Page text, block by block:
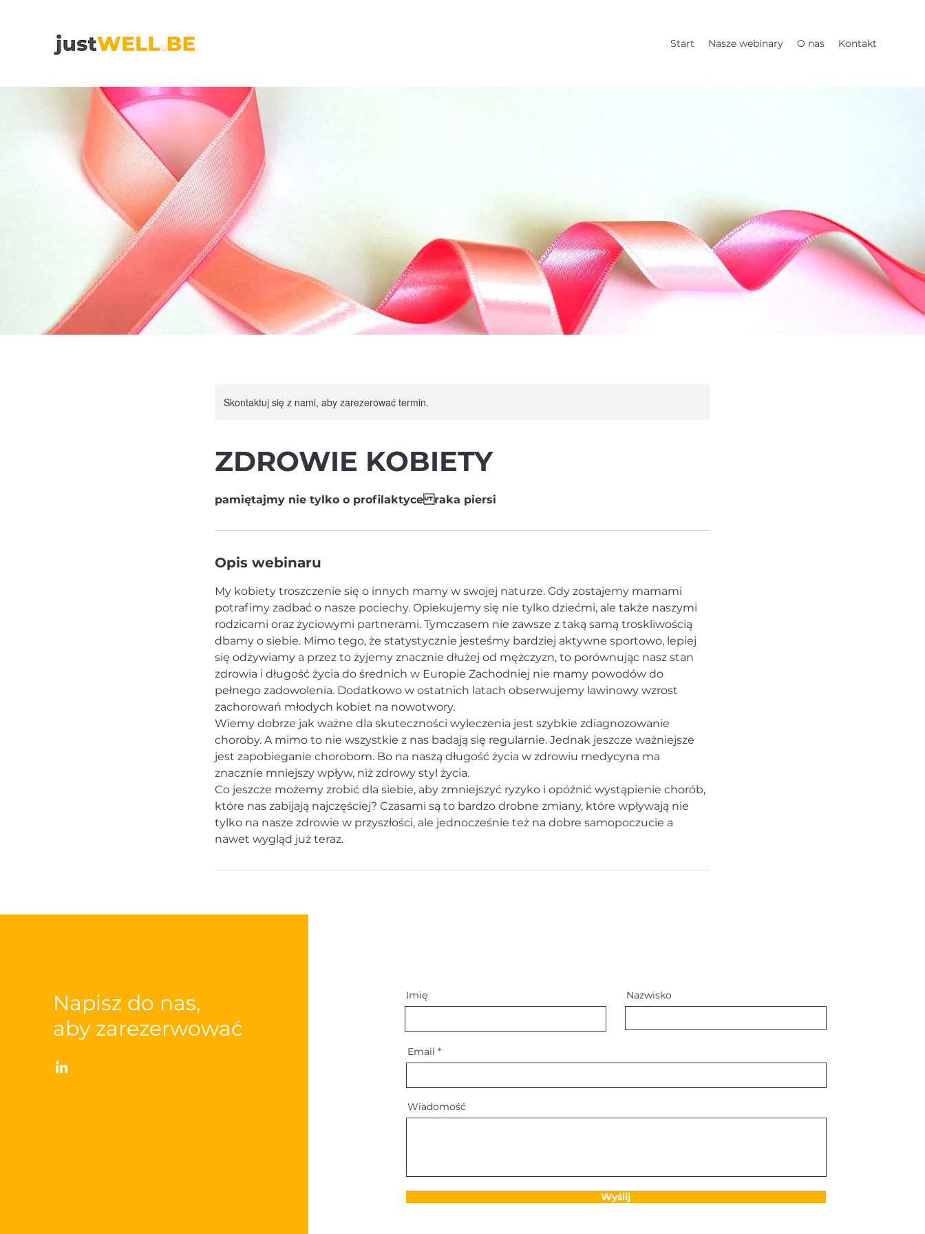
Start Nasze webinary O nas Kontakt
Skontaktuj się z nami, aby zarezerować termin.
ZDROWIE KOBIETY
pamiętajmy nie tylko o profilaktyce raka piersi
Opis webinaru
My kobiety troszczenie się o innych mamy w swojej naturze. Gdy zostajemy mamami
potrafimy zadbać o nasze pociechy. Opiekujemy się nie tylko dziećmi, ale także naszymi
rodzicami oraz życiowymi partnerami. Tymczasem nie zawsze z taką samą troskliwością
dbamy o siebie. Mimo tego, że statystycznie jesteśmy bardziej aktywne sportowo, lepiej
się odżywiamy a przez to żyjemy znacznie dłużej od mężczyzn, to porównując nasz stan
zdrowia i długość życia do średnich w Europie Zachodniej nie mamy powodów do
pełnego zadowolenia. Dodatkowo w ostatnich latach obserwujemy lawinowy wzrost
zachorowań młodych kobiet na nowotwory.
Wiemy dobrze jak ważne dla skuteczności wyleczenia jest szybkie zdiagnozowanie
choroby. A mimo to nie wszystkie z nas badają się regularnie. Jednak jeszcze ważniejsze
jest zapobieganie chorobom. Bo na naszą długość życia w zdrowiu medycyna ma
znacznie mniejszy wpływ, niż zdrowy styl życia.
Co jeszcze możemy zrobić dla siebie, aby zmniejszyć ryzyko i opóźnić wystąpienie chorób,
które nas zabijają najczęściej? Czasami są to bardzo drobne zmiany, które wpływają nie
tylko na nasze zdrowie w przyszłości, ale jednocześnie też na dobre samopoczucie a
nawet wygląd już teraz.
Napisz do nas,
aby zarezerwować
Imię Nazwisko
Email
Wiadomość
Wyślij